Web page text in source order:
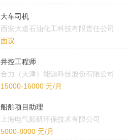
大车司机
西安大道石油化工科技有限责任公司
面议
井控工程师
合力（天津）能源科技股份有限公司
15000-16000 元/月
船舶项目助理
上海电气船研环保技术有限公司
5000-8000 元/月